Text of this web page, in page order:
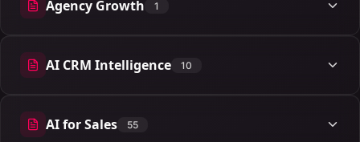
Agency Growth 1
1 artículos
AI CRM Intelligence 10
10 artículos
AI for Sales 55
55 artículos